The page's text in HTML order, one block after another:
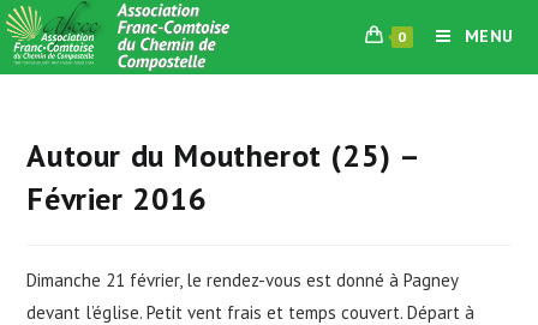
Skip
to
content
0 MENU
Autour du Moutherot (25) –
Février 2016
Dimanche 21 février, le rendez-vous est donné à Pagney
devant l’église. Petit vent frais et temps couvert. Départ à